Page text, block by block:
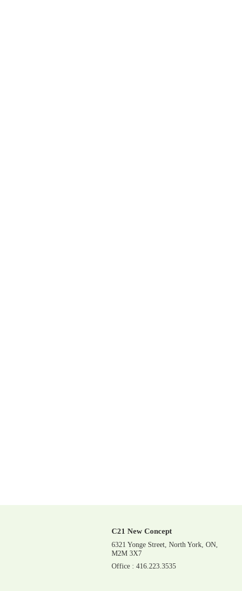
C21 New Concept
6321 Yonge Street, North York, ON,
M2M 3X7
Office : 416.223.3535